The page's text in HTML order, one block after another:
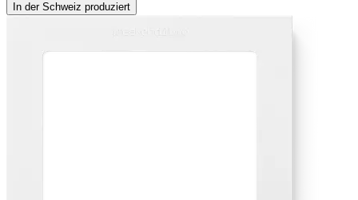
In der Schweiz produziert